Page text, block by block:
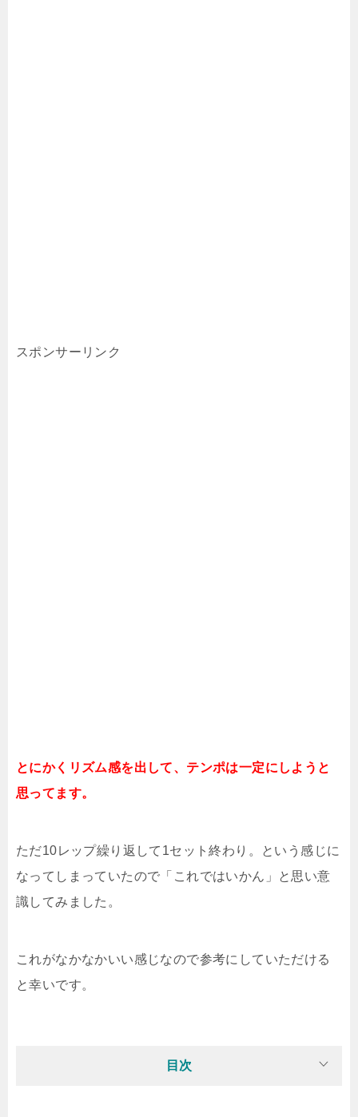
スポンサーリンク
とにかくリズム感を出して、テンポは一定にしようと
思ってます。
ただ10レップ繰り返して1セット終わり。という感じに
なってしまっていたので「これではいかん」と思い意
識してみました。
これがなかなかいい感じなので参考にしていただける
と幸いです。
目次